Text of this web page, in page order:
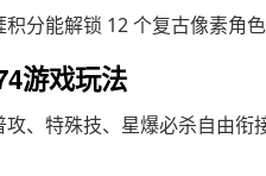
分能解锁 12 个复古像素角
游戏玩法
、特殊技、星爆必杀自由